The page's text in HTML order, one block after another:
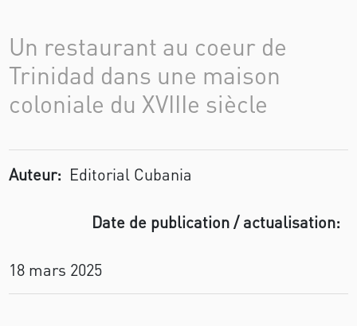
Un restaurant au coeur de
Trinidad dans une maison
coloniale du XVIIIe siècle
Auteur: Editorial Cubania
Date de publication / actualisation:
18 mars 2025